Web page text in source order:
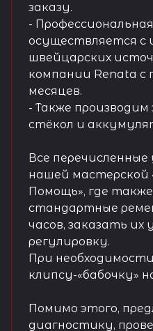
заказу.
-
осуществляется с
швейцарских
компании Renata с
месяцев.
- Также
стёкол и
Все
нашей мастерской
Помощь», где
стандартные
часов, заказать их
регулировку.
При
клипсу-«бабочку»
Помимо этого,
диагностику,